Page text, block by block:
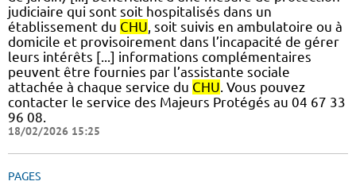
judiciaire qui sont soit hospitalisés dans un
établissement du CHU, soit suivis en ambulatoire ou à
domicile et provisoirement dans l’incapacité de gérer
leurs intérêts [...] informations complémentaires
peuvent être fournies par l’assistante sociale
attachée à chaque service du CHU. Vous pouvez
contacter le service des Majeurs Protégés au 04 67 33
96 08.
18/02/2026 15:25
PAGES